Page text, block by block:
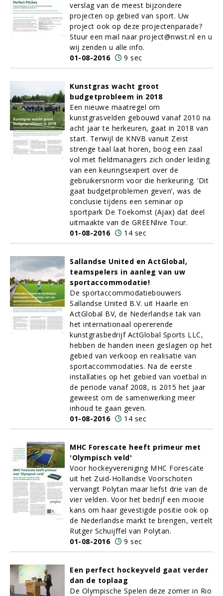
verslag van de meest bijzondere
projecten op gebied van sport. Uw
project ook op deze projectenparade?
Stuur een mail naar project@nwst.nl en u
wij zenden u alle info.
01-08-2016
9 sec
Kunstgras wacht groot
budgetprobleem in 2018
Een nieuwe maatregel om
kunstgrasvelden gebouwd vanaf 2010 na
acht jaar te herkeuren, gaat in 2018 van
start. Terwijl de KNVB vanuit Zeist
strenge taal laat horen, boog een zaal
vol met fieldmanagers zich onder leiding
van een keuringsexpert over de
gebruikersnorm voor die herkeuring. ‘Dit
gaat budgetproblemen geven’, was de
conclusie tijdens een seminar op
sportpark De Toekomst (Ajax) dat deel
uitmaakte van de GREENlive Tour.
01-08-2016
14 sec
Sallandse United en ActGlobal,
teamspelers in aanleg van uw
sportaccommodatie!
De sportaccommodatiebouwers
Sallandse United B.V. uit Haarle en
ActGlobal BV, de Nederlandse tak van
het internationaal opererende
kunstgrasbedrijf ActGlobal Sports LLC,
hebben de handen ineen geslagen op het
gebied van verkoop en realisatie van
sportaccommodaties. Na de eerste
installaties op het gebied van voetbal in
de periode vanaf 2008, is 2015 het jaar
geweest om de samenwerking meer
inhoud te gaan geven.
01-08-2016
14 sec
MHC Forescate heeft primeur met
'Olympisch veld'
Voor hockeyvereniging MHC Forescate
uit het Zuid-Hollandse Voorschoten
vervangt Polytan maar liefst drie van de
vier velden. Voor het bedrijf een mooie
kans om haar gevestigde positie ook op
de Nederlandse markt te brengen, vertelt
Rutger Schuijffel van Polytan.
01-08-2016
9 sec
Een perfect hockeyveld gaat verder
dan de toplaag
De Olympische Spelen deze zomer in Rio